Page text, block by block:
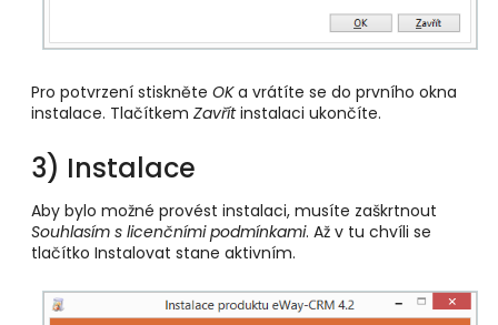
Pro potvrzení stiskněte OKa vrátíte se do prvního okna
instalace. Tlačítkem Zavřítinstalaci ukončíte.
3) Instalace
Aby bylo možné provést instalaci, musíte zaškrtnout
Souhlasím s licenčními podmínkami. Až v tu chvíli se
tlačítko Instalovat stane aktivním.